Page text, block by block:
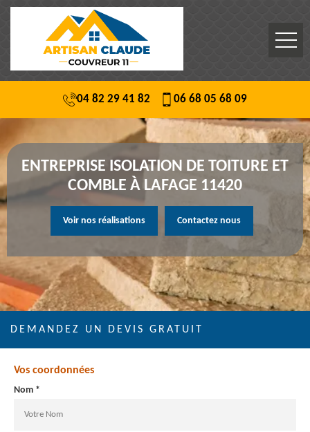
04 82 29 41 82 06 68 05 68 09
ENTREPRISE ISOLATION DE TOITURE ET
COMBLE À LAFAGE 11420
Voir nos réalisations Contactez nous
DEMANDEZ UN DEVIS GRATUIT
Vos coordonnées
Nom *